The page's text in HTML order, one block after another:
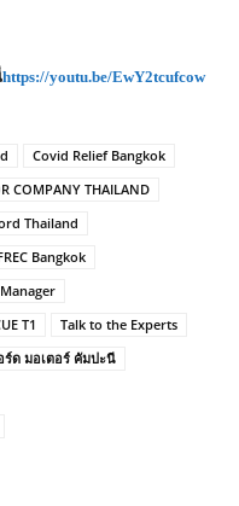
https://youtu.be/EwY2tcufcow
Covid Relief Bangkok
COMPANY THAILAND
Thailand
Bangkok
T1
Talk to the Experts
ร์ด มอเตอร์ คัมปะนี